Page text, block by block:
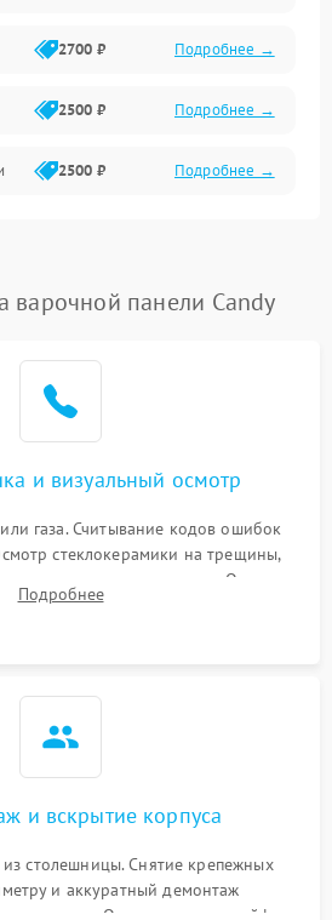
2700 ₽ Подробнее →
2500 ₽ Подробнее →
2500 ₽ Подробнее →
варочной панели Candy
и визуальный осмотр
газа. Считывание кодов ошибок
стеклокерамики на трещины,
на равномерность нагрева. Опрос
(не включается, не видит посуду,
Подробнее
и вскрытие корпуса
столешницы. Снятие крепежных
и аккуратный демонтаж
Отсоединение шлейфов